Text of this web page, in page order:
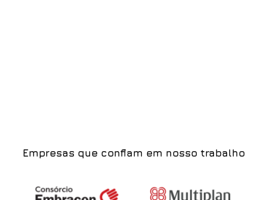
Empresas que confiam em nosso trabalho